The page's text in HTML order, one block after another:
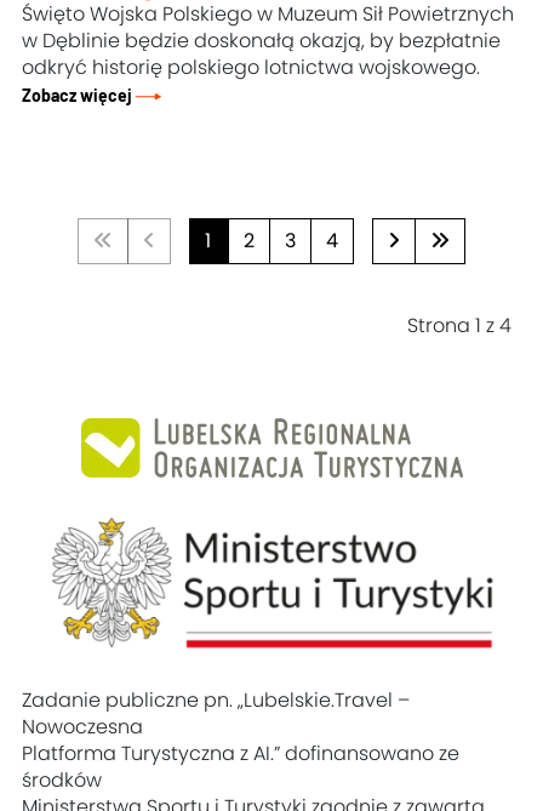
Święto Wojska Polskiego w Muzeum Sił Powietrznych
w Dęblinie będzie doskonałą okazją, by bezpłatnie
odkryć historię polskiego lotnictwa wojskowego.
Zobacz więcej
1 2 3 4
Strona 1 z 4
Zadanie publiczne pn. „Lubelskie.Travel –
Nowoczesna
Platforma Turystyczna z AI.” dofinansowano ze
środków